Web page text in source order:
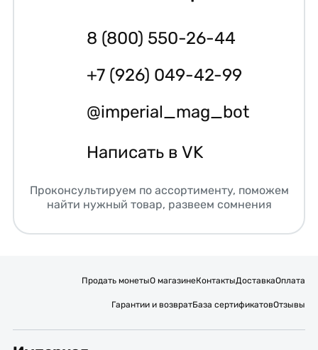
8 (800) 550-26-44
+7 (926) 049-42-99
@imperial_mag_bot
Написать в VK
Проконсультируем по ассортименту, поможем
найти нужный товар, развеем сомнения
Продать монетыО магазинеКонтактыДоставкаОплата
Гарантии и возвратБаза сертификатовОтзывы